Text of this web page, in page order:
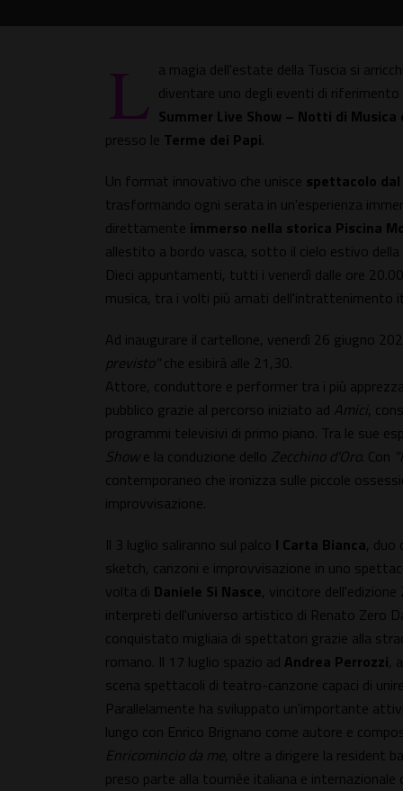
L a magia dell'estate della Tuscia si
diventare uno degli eventi di
Summer Live Show – Notti di Musica
presso le Terme dei Papi.
Un format innovativo che unisce spettacolo
trasformando ogni serata in un'esperienza
direttamente immerso nella storica Piscina
allestito a bordo vasca, sotto il cielo estivo della
Dieci appuntamenti, tutti i venerdì dalle ore
musica, tra i volti più amati dell'intrattenimento
Ad inaugurare il cartellone, venerdì 26 giugno
previsto" che esibirà alle 21,30.
Attore, conduttore e performer tra i più
pubblico grazie al percorso iniziato ad Amici,
programmi televisivi di primo piano. Tra le sue
Showe la conduzione dello Zecchino d'Oro. Con
contemporaneo che ironizza sulle piccole
improvvisazione.
Il 3 luglio saliranno sul palco I Carta Bianca, duo
sketch, canzoni e improvvisazione in uno
volta di Daniele Si Nasce, vincitore
interpreti dell'universo artistico di Renato Zero
conquistato migliaia di spettatori grazie alla
romano. Il 17 luglio spazio ad Andrea Perrozzi,
scena spettacoli di teatro-canzone capaci di
Parallelamente ha sviluppato un'importante
lungo con Enrico Brignano come autore e
Enricomincio da me, oltre a dirigere la resident
preso parte alla tournée italiana e internazionale